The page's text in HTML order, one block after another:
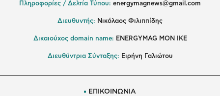
Πληροφορίες / Δελτία Τύπου: energymagnews@gmail.com
Διευθυντής: Νικόλαος Φιλιππίδης
Δικαιούχος domain name: ENERGYMAG ΜΟΝ ΙΚΕ
Διευθύντρια Σύνταξης: Ειρήνη Γαλιώτου
ΕΠΙΚΟΙΝΩΝΙΑ